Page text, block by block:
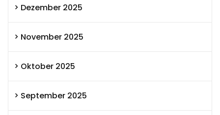
Dezember 2025
November 2025
Oktober 2025
September 2025